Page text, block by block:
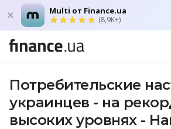
Multi от Finance.ua
(8,9K+)
Потребительские
украинцев - на
высоких уровнях -